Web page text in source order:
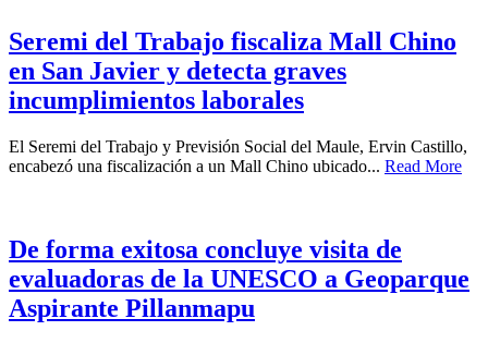
Seremi del Trabajo fiscaliza Mall Chino
en San Javier y detecta graves
incumplimientos laborales
El Seremi del Trabajo y Previsión Social del Maule, Ervin Castillo,
encabezó una fiscalización a un Mall Chino ubicado... Read More
De forma exitosa concluye visita de
evaluadoras de la UNESCO a Geoparque
Aspirante Pillanmapu